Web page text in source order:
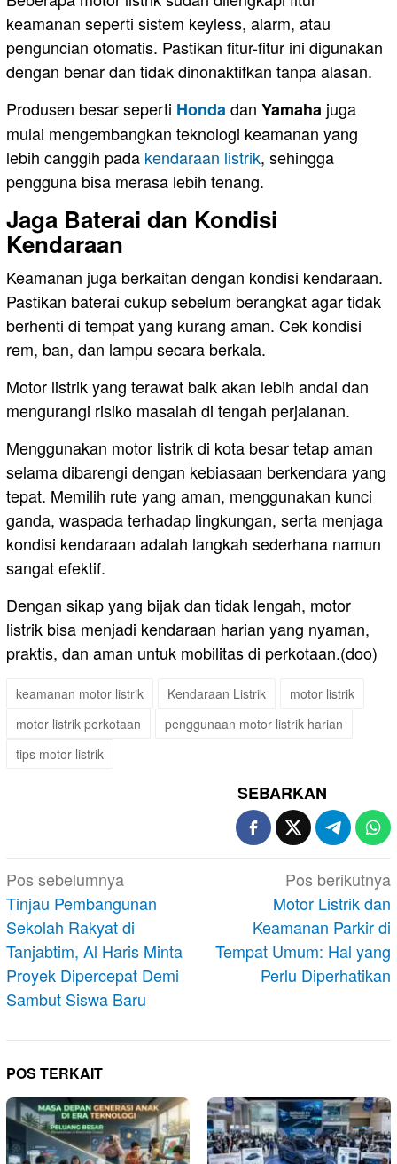
keamanan seperti sistem keyless, alarm, atau
penguncian otomatis. Pastikan fitur-fitur ini digunakan
dengan benar dan tidak dinonaktifkan tanpa alasan.
Produsen besar seperti Hondadan Yamaha juga
mulai mengembangkan teknologi keamanan yang
lebih canggih pada kendaraan listrik, sehingga
pengguna bisa merasa lebih tenang.
Jaga Baterai dan Kondisi
Kendaraan
Keamanan juga berkaitan dengan kondisi kendaraan.
Pastikan baterai cukup sebelum berangkat agar tidak
berhenti di tempat yang kurang aman. Cek kondisi
rem, ban, dan lampu secara berkala.
Motor listrik yang terawat baik akan lebih andal dan
mengurangi risiko masalah di tengah perjalanan.
Menggunakan motor listrik di kota besar tetap aman
selama dibarengi dengan kebiasaan berkendara yang
tepat. Memilih rute yang aman, menggunakan kunci
ganda, waspada terhadap lingkungan, serta menjaga
kondisi kendaraan adalah langkah sederhana namun
sangat efektif.
Dengan sikap yang bijak dan tidak lengah, motor
listrik bisa menjadi kendaraan harian yang nyaman,
praktis, dan aman untuk mobilitas di perkotaan.(doo)
keamanan motor listrik Kendaraan Listrik
motor listrik
motor listrik perkotaan
penggunaan motor listrik harian
tips motor listrik
SEBARKAN
Navigasi
pos
Pos sebelumnya
Tinjau Pembangunan
Sekolah Rakyat di
Tanjabtim, Al Haris Minta
Proyek Dipercepat Demi
Sambut Siswa Baru
Pos berikutnya
Motor Listrik dan
Keamanan Parkir di
Tempat Umum: Hal yang
Perlu Diperhatikan
POS TERKAIT